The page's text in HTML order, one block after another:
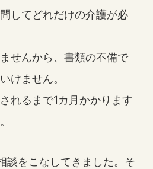
してどれだけの介護が必
せんから、書類の不備で
けません。
れるまで1カ月かかります
談をこなしてきました。そ